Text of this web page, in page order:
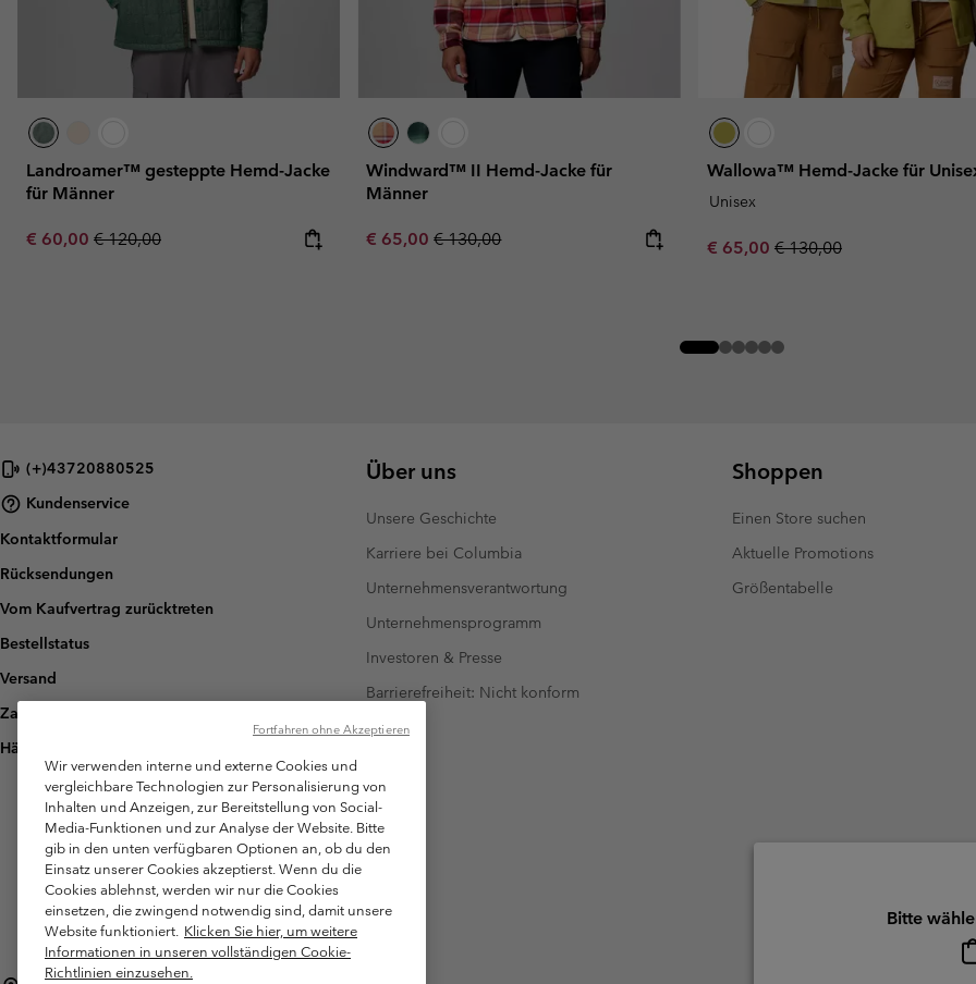
Landroamer™ gesteppte Hemd-Jacke
für Männer
Sale price:
€ 60,00 Regular price:
€ 120,00
Windward™ II Hemd-Jacke für
Männer
Sale price:
€ 65,00Regular price:
€ 130,00
Wallowa™ Hemd-Jacke für
Unisex
Sale price:
€ 65,00 Regular price:
€ 130,00
(+)43720880525
Kundenservice
Kontaktformular
Rücksendungen
Vom Kaufvertrag zurücktreten
Bestellstatus
Versand
Zahlung
Häufig gestellte Fragen
Über uns
Unsere Geschichte
Karriere bei Columbia
Unternehmensverantwortung
Unternehmensprogramm
Investoren & Presse
Barrierefreiheit: Nicht konform
Shoppen
Einen Store suchen
Aktuelle Promotions
Größentabelle
Wir verwenden interne und externe Cookies und
vergleichbare Technologien zur Personalisierung von
Inhalten und Anzeigen, zur Bereitstellung von Social-
Media-Funktionen und zur Analyse der Website. Bitte
gib in den unten verfügbaren Optionen an, ob du den
Einsatz unserer Cookies akzeptierst. Wenn du die
Cookies ablehnst, werden wir nur die Cookies
einsetzen, die zwingend notwendig sind, damit unsere
Website funktioniert. Klicken Sie hier, um weitere
Informationen in unseren vollständigen Cookie-
Richtlinien einzusehen.
Fortfahren ohne Akzeptieren
Bitte